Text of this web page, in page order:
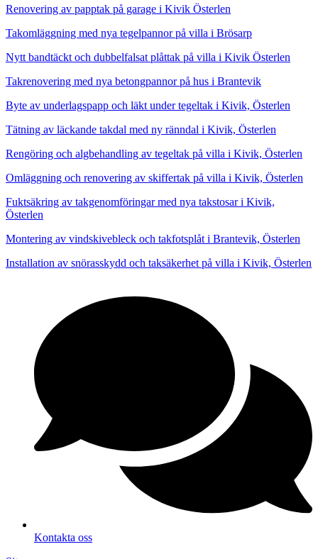
Renovering av papptak på garage i Kivik Österlen
Takomläggning med nya tegelpannor på villa i Brösarp
Nytt bandtäckt och dubbelfalsat plåttak på villa i Kivik Österlen
Takrenovering med nya betongpannor på hus i Brantevik
Byte av underlagspapp och läkt under tegeltak i Kivik, Österlen
Tätning av läckande takdal med ny ränndal i Kivik, Österlen
Rengöring och algbehandling av tegeltak på villa i Kivik, Österlen
Omläggning och renovering av skiffertak på villa i Kivik, Österlen
Fuktsäkring av takgenomföringar med nya takstosar i Kivik,
Österlen
Montering av vindskivebleck och takfotsplåt i Brantevik, Österlen
Installation av snörasskydd och taksäkerhet på villa i Kivik, Österlen
Kontakta oss